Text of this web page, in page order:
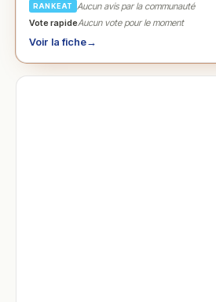
RANKEAT
Aucun avis par la communauté
Vote rapideAucun vote pour le moment
Voir la fiche→